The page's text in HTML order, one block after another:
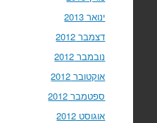
ינואר 2013
דצמבר 2012
נובמבר 2012
אוקטובר 2012
ספטמבר 2012
אוגוסט 2012